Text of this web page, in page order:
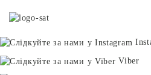
Viber